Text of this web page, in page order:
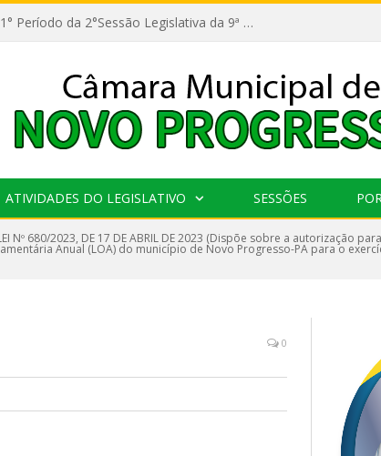
11ª Reunião Ordinária do 1° Período da 2°Sessão Legislativa da 9ª Legislatura do Poder Legislativo
ATIVIDADES DO LEGISLATIVO SESSÕES
Nº 680/2023, DE 17 DE ABRIL DE 2023 (Dispõe sobre a autorização
Anual (LOA) do município de Novo Progresso-PA para o
0